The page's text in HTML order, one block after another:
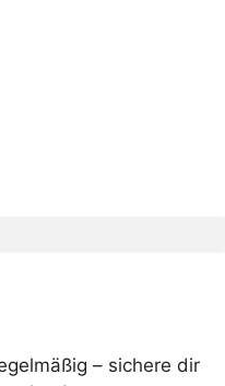
– sichere dir